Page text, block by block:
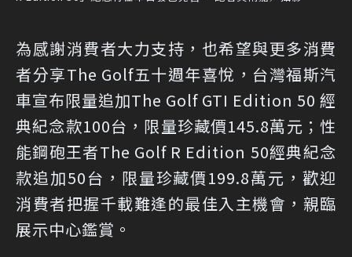
為感謝消費者大力支持，也希望與更多消費
者分享The Golf五十週年喜悅，台灣福斯汽
車宣布限量追加The Golf GTI Edition 50 經
典紀念款100台，限量珍藏價145.8萬元；性
能鋼砲王者The Golf R Edition 50經典紀念
款追加50台，限量珍藏價199.8萬元，歡迎
消費者把握千載難逢的最佳入主機會，親臨
展示中心鑑賞。